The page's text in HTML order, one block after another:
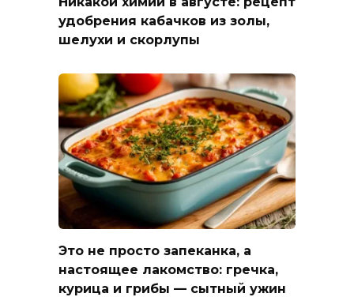
удобрения кабачков из золы,
шелухи и скорлупы
Это не просто запеканка, а
настоящее лакомство: гречка,
курица и грибы — сытный ужин